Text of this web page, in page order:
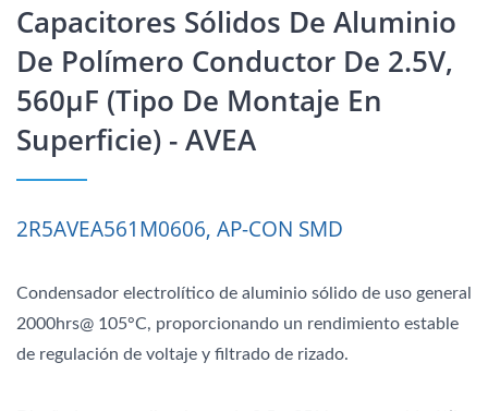
Capacitores Sólidos De Aluminio
De Polímero Conductor De 2.5V,
560μF (tipo De Montaje En
Superficie) - AVEA
2R5AVEA561M0606, AP-CON SMD
Condensador electrolítico de aluminio sólido de uso general
2000hrs@ 105°C, proporcionando un rendimiento estable
de regulación de voltaje y filtrado de rizado.